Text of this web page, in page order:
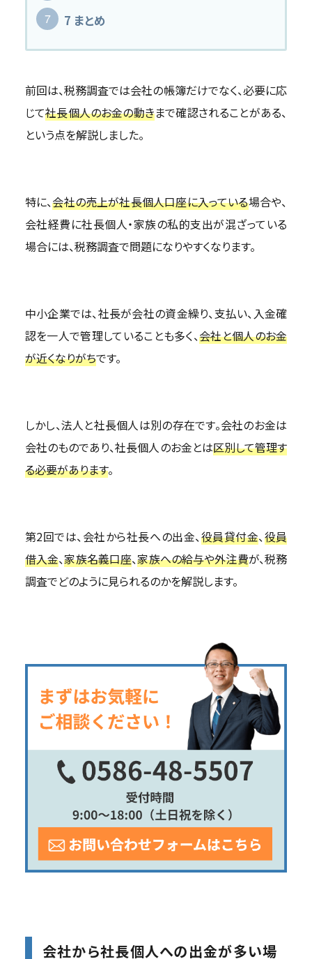
7 まとめ
前回は、税務調査では会社の帳簿だけでなく、必要に応
じて社長個人のお金の動きまで確認されることがある、
という点を解説しました。
特に、会社の売上が社長個人口座に入っている場合や、
会社経費に社長個人・家族の私的支出が混ざっている
場合には、税務調査で問題になりやすくなります。
中小企業では、社長が会社の資金繰り、支払い、入金確
認を一人で管理していることも多く、会社と個人のお金
が近くなりがちです。
しかし、法人と社長個人は別の存在です。会社のお金は
会社のものであり、社長個人のお金とは区別して管理す
る必要があります。
第2回では、会社から社長への出金、役員貸付金、役員
借入金、家族名義口座、家族への給与や外注費が、税務
調査でどのように見られるのかを解説します。
会社から社長個人への出金が多い場